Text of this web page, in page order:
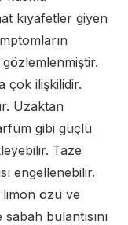
kıyafetler giyen
çok ilişkilidir.
Uzaktan
gibi güçlü
Taze
engellenebilir.
özü ve
bulantısını